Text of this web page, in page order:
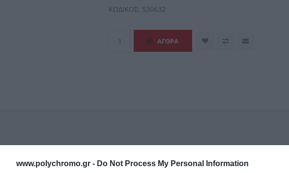
www.polychromo.gr - Do Not Process My Personal Information
ΚΩΔΙΚΟΣ: 530632